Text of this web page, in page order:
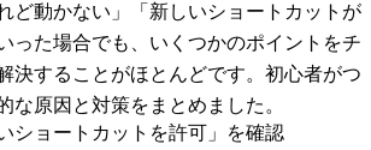
ど動かない」「新しいショートカットが
った場合でも、いくつかのポイントをチ
決することがほとんどです。初心者がつ
な原因と対策をまとめました。
ショートカットを許可」を確認